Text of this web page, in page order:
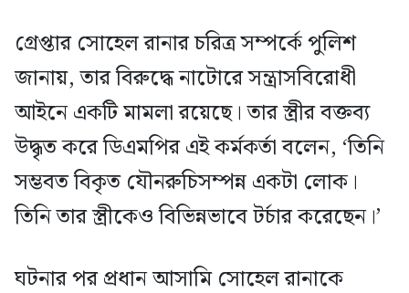
গ্রেপ্তার সোহেল রানার চরিত্র সম্পর্কে পুলিশ
জানায়, তার বিরুদ্ধে নাটোরে সন্ত্রাসবিরোধী
আইনে একটি মামলা রয়েছে। তার স্ত্রীর বক্তব্য
উদ্ধৃত করে ডিএমপির এই কর্মকর্তা বলেন, ‘তিনি
সম্ভবত বিকৃত যৌনরুচিসম্পন্ন একটা লোক।
তিনি তার স্ত্রীকেও বিভিন্নভাবে টর্চার করেছেন।’
ঘটনার পর প্রধান আসামি সোহেল রানাকে